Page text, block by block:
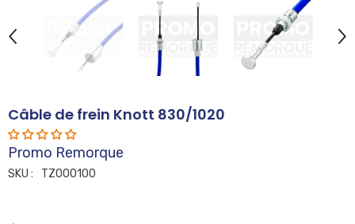
Câble de frein Knott 830/1020
Promo Remorque
SKU : TZ000100